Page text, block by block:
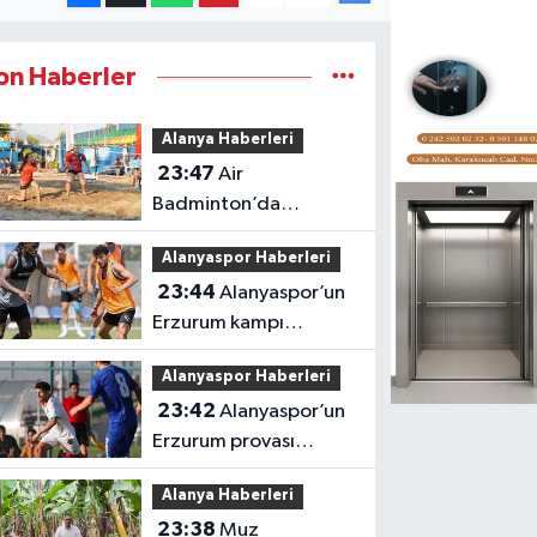
Haberler
Alanya Haberleri
23:47 Air
Badminton’da
şampiyonluk heyecanı
Alanya’da
Alanyaspor Haberleri
23:44 Alanyaspor’un
Erzurum kampı
tamamlandı
Alanyaspor Haberleri
23:42 Alanyaspor’un
Erzurum provası
golsüz tamamlandı
Alanya Haberleri
23:38 Muz